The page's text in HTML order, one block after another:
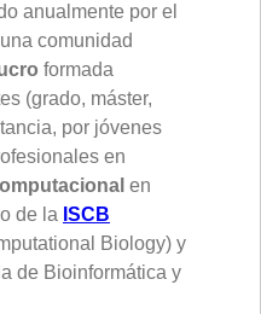
anualmente por el
comunidad
formada
(grado, máster,
por jóvenes
en
en
de la ISCB
Biology) y
de Bioinformática y